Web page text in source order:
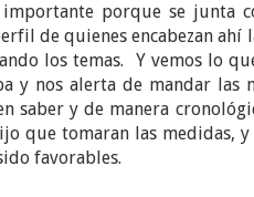
porque se junta
de quienes encabezan
los temas. Y vemos lo
y nos alerta de mandar las
saber y de manera
que tomaran las medidas,
favorables.